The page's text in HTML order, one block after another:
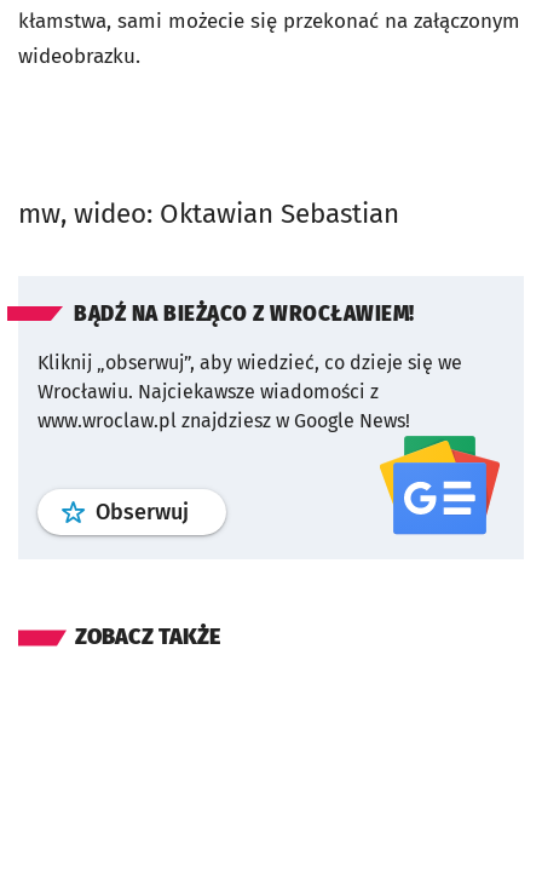
kłamstwa, sami możecie się przekonać na załączonym
wideobrazku.
mw, wideo: Oktawian Sebastian
BĄDŹ NA BIEŻĄCO Z WROCŁAWIEM!
Kliknij „obserwuj”, aby wiedzieć, co dzieje się we
Wrocławiu. Najciekawsze wiadomości z
www.wroclaw.pl znajdziesz w Google News!
Obserwuj profil serwisu
ZOBACZ TAKŻE